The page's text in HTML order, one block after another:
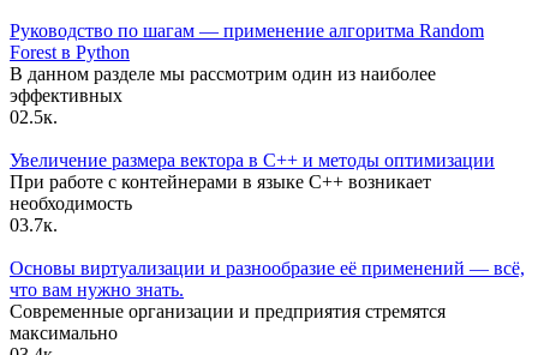
Руководство по шагам — применение алгоритма Random
Forest в Python
В данном разделе мы рассмотрим один из наиболее
эффективных
02.5к.
Увеличение размера вектора в C++ и методы оптимизации
При работе с контейнерами в языке C++ возникает
необходимость
03.7к.
Основы виртуализации и разнообразие её применений — всё,
что вам нужно знать.
Современные организации и предприятия стремятся
максимально